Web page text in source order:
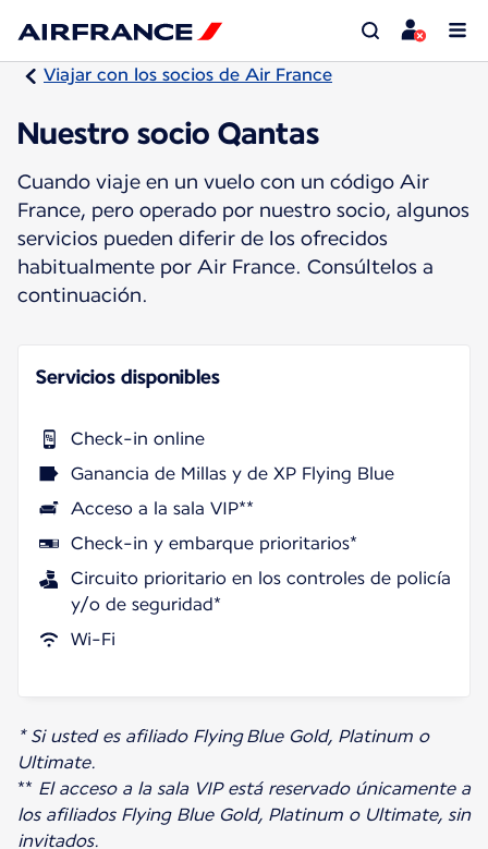
Viajar con los socios de Air France
Nuestro socio Qantas
Cuando viaje en un vuelo con un código Air
France, pero operado por nuestro socio, algunos
servicios pueden diferir de los ofrecidos
habitualmente por Air France. Consúltelos a
continuación.
Servicios disponibles
Check-in online
Ganancia de Millas y de XP Flying Blue
Acceso a la sala VIP**
Check-in y embarque prioritarios*
Circuito prioritario en los controles de policía
y/o de seguridad*
Wi-Fi
* Si usted es afiliado Flying Blue Gold, Platinum o
Ultimate.
** El acceso a la sala VIP está reservado únicamente a
los afiliados Flying Blue Gold, Platinum o Ultimate, sin
invitados.